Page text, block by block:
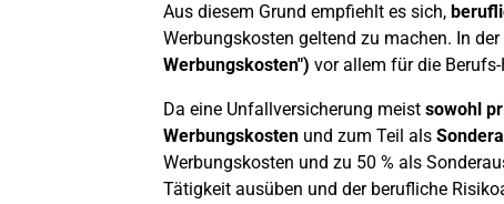
Aus diesem Grund empfiehlt es sich,
Werbungskosten geltend zu machen. In
Werbungskosten") vor allem für die
Da eine Unfallversicherung meist sowohl
Werbungskostenund zum Teil als
Werbungskosten und zu 50 % als
Tätigkeit ausüben und der berufliche